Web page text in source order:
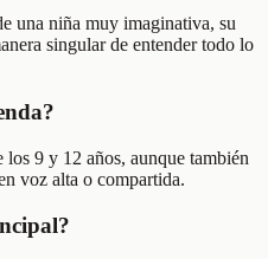
una niña muy imaginativa, su
singular de entender todo lo
9 y 12 años, aunque también
voz alta o compartida.